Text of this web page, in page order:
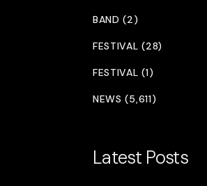
BAND (2)
FESTIVAL (28)
FESTIVAL (1)
NEWS (5,611)
Latest Posts